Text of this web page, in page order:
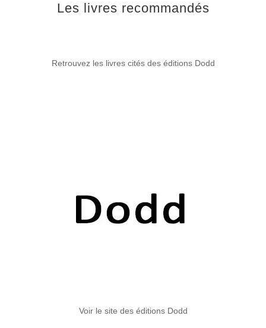
Les livres recommandés
Retrouvez les livres cités des éditions Dodd
Voir le site des éditions Dodd